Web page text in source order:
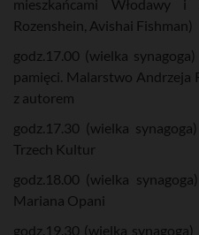
mieszkańcami Włodawy
Rozenshein, Avishai Fishman)
godz.17.00 (wielka
pamięci. Malarstwo Andrzeja
z autorem
godz.17.30 (wielka
Trzech Kultur
godz.18.00 (wielka
Mariana Opani
godz.19.30 (wielka